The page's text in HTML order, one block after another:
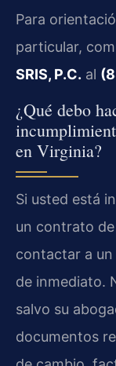
Para
particular,
SRIS, P.C. al
¿Qué debo
en Virginia?
Si usted está
un contrato
contactar a
de inmediato.
salvo su
documentos